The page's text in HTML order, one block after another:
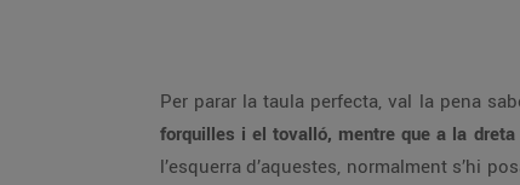
Per parar la taula perfecta, val la pena
forquilles i el tovalló, mentre que a la
l’esquerra d’aquestes, normalment s’hi